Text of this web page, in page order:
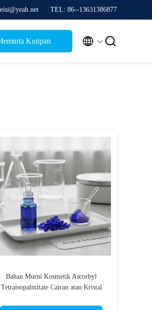
TEL: 86--13631386877
Kutipan  
Bahan Murni Kosmetik Ascorbyl
Tetraisopalmitate Cairan atau Kristal